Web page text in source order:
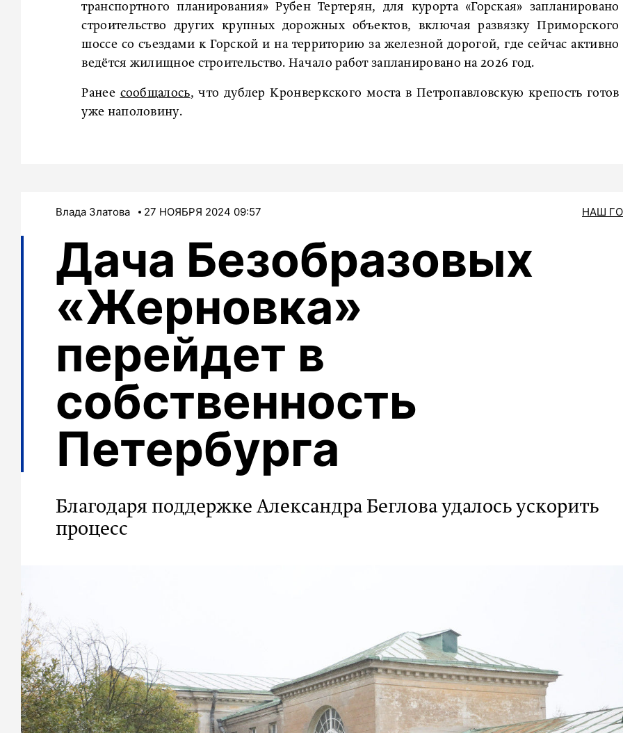
транспортного планирования» Рубен Тертерян, для курорта «Горская» запланировано
строительство других крупных дорожных объектов, включая развязку Приморского
шоссе со съездами к Горской и на территорию за железной дорогой, где сейчас активно
ведётся жилищное строительство. Начало работ запланировано на 2026 год.
Ранее сообщалось, что дублер Кронверкского моста в Петропавловскую крепость готов
уже наполовину.
Влада Златова 27 НОЯБРЯ 2024 09:57 НАШ
Дача Безобразовых
«Жерновка»
перейдет в
собственность
Петербурга
Благодаря поддержке Александра Беглова удалось ускорить
процесс